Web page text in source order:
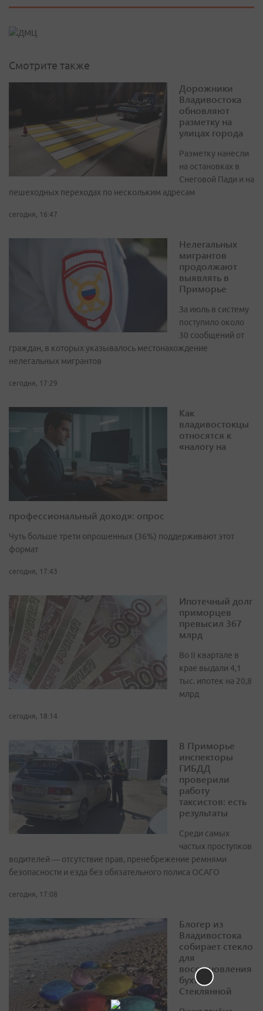
Смотрите также
Дорожники
Владивостока
обновляют
разметку на
улицах города
Разметку нанесли
на остановках в
Снеговой Пади и на
пешеходных переходах по нескольким адресам
сегодня, 16:47
Нелегальных
мигрантов
продолжают
выявлять в
Приморье
За июль в систему
поступило около
30 сообщений от
граждан, в которых указывалось местонахождение
нелегальных мигрантов
сегодня, 17:29
Как
владивостокцы
относятся к
«налогу на
профессиональный доход»: опрос
Чуть больше трети опрошенных (36%) поддерживают этот
формат
сегодня, 17:43
Ипотечный долг
приморцев
превысил 367
млрд
Во II квартале в
крае выдали 4,1
тыс. ипотек на 20,8
млрд
сегодня, 18:14
В Приморье
инспекторы
ГИБДД
проверили
работу
таксистов: есть
результаты
Среди самых
частых проступков
водителей — отсутствие прав, пренебрежение ремнями
безопасности и езда без обязательного полиса ОСАГО
сегодня, 17:08
Блогер из
Владивостока
собирает стекло
для
восстановления
бухты
Стеклянной